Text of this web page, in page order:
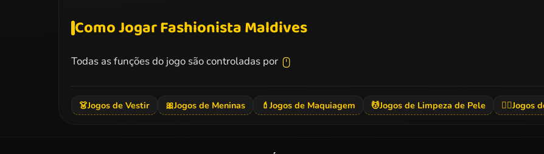
Como Jogar Fashionista Maldives
Todas as funções do jogo são controladas por
👗Jogos de Vestir 🎀Jogos de Meninas 💄 Jogos de Maquiagem 💆Jogos de Limpeza de Pele 💇‍♀️Jogos